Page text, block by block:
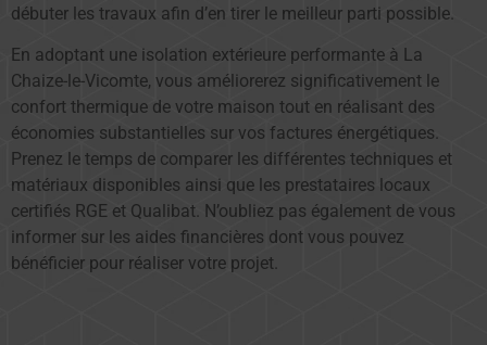
débuter les travaux afin d’en tirer le meilleur parti possible.
En adoptant une isolation extérieure performante à La
Chaize-le-Vicomte, vous améliorerez significativement le
confort thermique de votre maison tout en réalisant des
économies substantielles sur vos factures énergétiques.
Prenez le temps de comparer les différentes techniques et
matériaux disponibles ainsi que les prestataires locaux
certifiés RGE et Qualibat. N’oubliez pas également de vous
informer sur les aides financières dont vous pouvez
bénéficier pour réaliser votre projet.